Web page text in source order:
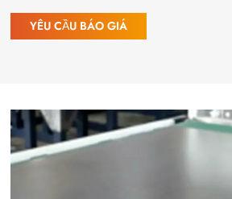
YÊU CẦU BÁO GIÁ